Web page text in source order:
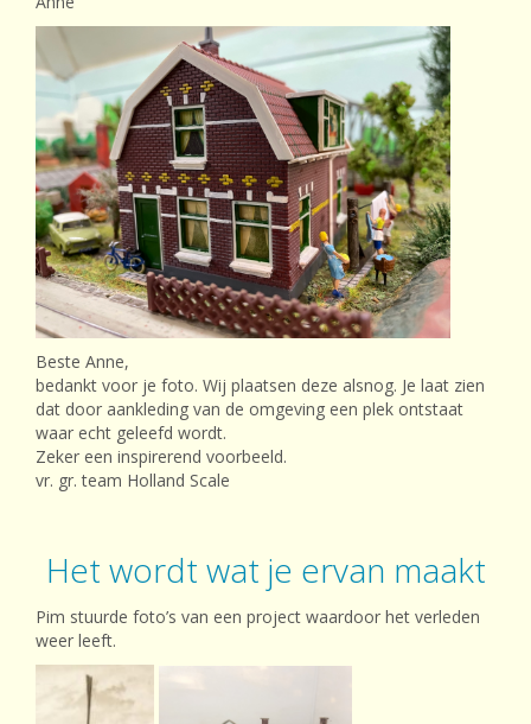
Beste Anne,
bedankt voor je foto. Wij plaatsen deze alsnog. Je laat zien
dat door aankleding van de omgeving een plek ontstaat
waar echt geleefd wordt.
Zeker een inspirerend voorbeeld.
vr. gr. team Holland Scale
Het wordt wat je ervan maakt
Pim stuurde foto’s van een project waardoor het verleden
weer leeft.